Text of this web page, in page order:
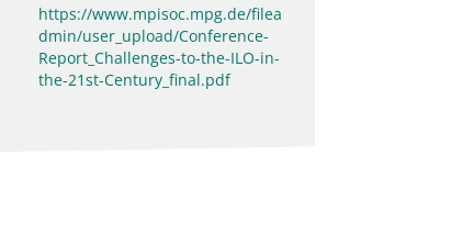
https://www.mpisoc.mpg.de/filea
dmin/user_upload/Conference-
Report_Challenges-to-the-ILO-in-
the-21st-Century_final.pdf